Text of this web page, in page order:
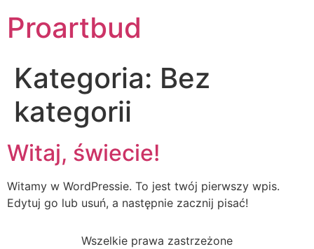
Proartbud
Kategoria: Bez
kategorii
Witaj, świecie!
Witamy w WordPressie. To jest twój pierwszy wpis.
Edytuj go lub usuń, a następnie zacznij pisać!
Wszelkie prawa zastrzeżone